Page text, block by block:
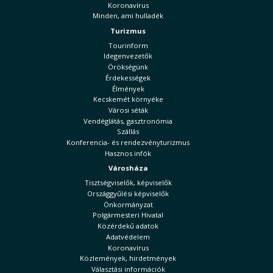
Koronavírus
Minden, ami hulladék
Turizmus
Tourinform
Idegenvezetők
Örökségünk
Érdekességek
Élmények
Kecskemét környéke
Városi séták
Vendéglátás, gasztronómia
Szállás
Konferencia- és rendezvényturizmus
Hasznos infók
Városháza
Tisztségviselők, képviselők
Országgyűlési képviselők
Önkormányzat
Polgármesteri Hivatal
Közérdekű adatok
Adatvédelem
Koronavírus
Közlemények, hirdetmények
Választási információk